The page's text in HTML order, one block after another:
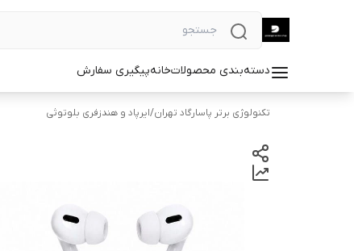
دسته‌بندی محصولاتخانهپیگیری سفارش
تکنولوژی برتر پاسارگاد تهران/ایرپاد و هندزفری بلوتوثی